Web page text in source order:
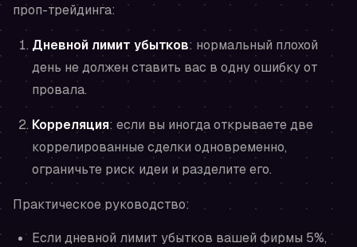
проп-трейдинга:
Дневной лимит убытков: нормальный плохой
день не должен ставить вас в одну ошибку от
провала.
Корреляция: если вы иногда открываете две
коррелированные сделки одновременно,
ограничьте риск идеи и разделите его.
Практическое руководство:
Если дневной лимит убытков вашей фирмы 5%,